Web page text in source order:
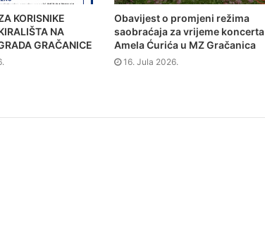
KORISNIKE
NA
GRAČANICE
Obavijest o promjeni režima
saobraćaja za vrijeme koncerta
Amela Ćurića u MZ Gračanica
16. Jula 2026.